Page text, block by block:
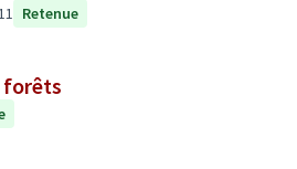
Retenue
forêts